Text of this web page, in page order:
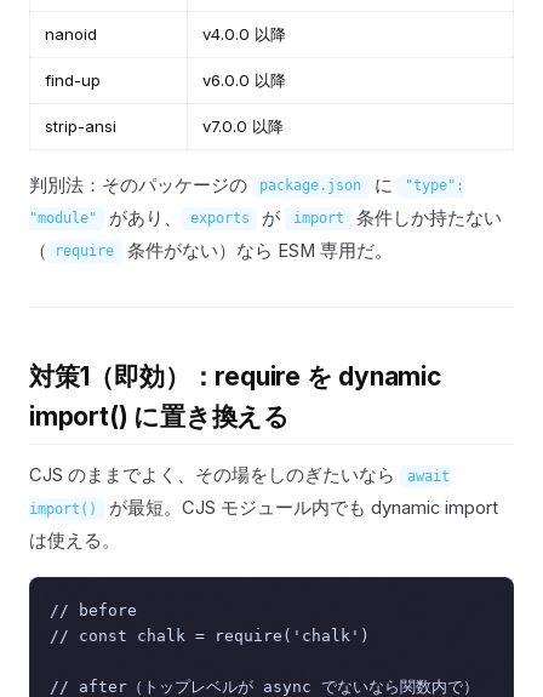
nanoid v4.0.0 以降
find-up v6.0.0 以降
strip-ansi v7.0.0 以降
判別法：そのパッケージの package.json に
"type":
"module"
があり、 exports が import
条件しか持たない
（
require 条件がない）なら ESM 専用だ。
対策1（即効）：require を dynamic
import() に置き換える
CJS のままでよく、その場をしのぎたいなら
await
import()
が最短。CJS モジュール内でも dynamic import
は使える。
// before
// const chalk = require('chalk')
// after（トップレベルが async でないなら関数内で）